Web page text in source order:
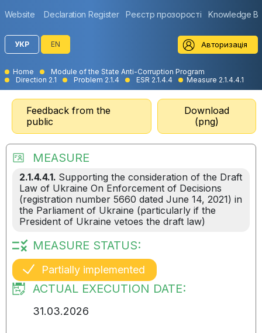
Website Declaration Register Реєстр прозорості Knowledge
УКР EN Авторизація
Home
Module of the State Anti-Corruption Program
Direction 2.1
Problem 2.1.4 ESR 2.1.4.4 Measure 2.1.4.4.1
Feedback from the
public
Download
(png)
MEASURE
2.1.4.4.1. Supporting the consideration of the Draft
Law of Ukraine On Enforcement of Decisions
(registration number 5660 dated June 14, 2021) in
the Parliament of Ukraine (particularly if the
President of Ukraine vetoes the draft law)
MEASURE STATUS:
Partially implemented
ACTUAL EXECUTION DATE:
31.03.2026